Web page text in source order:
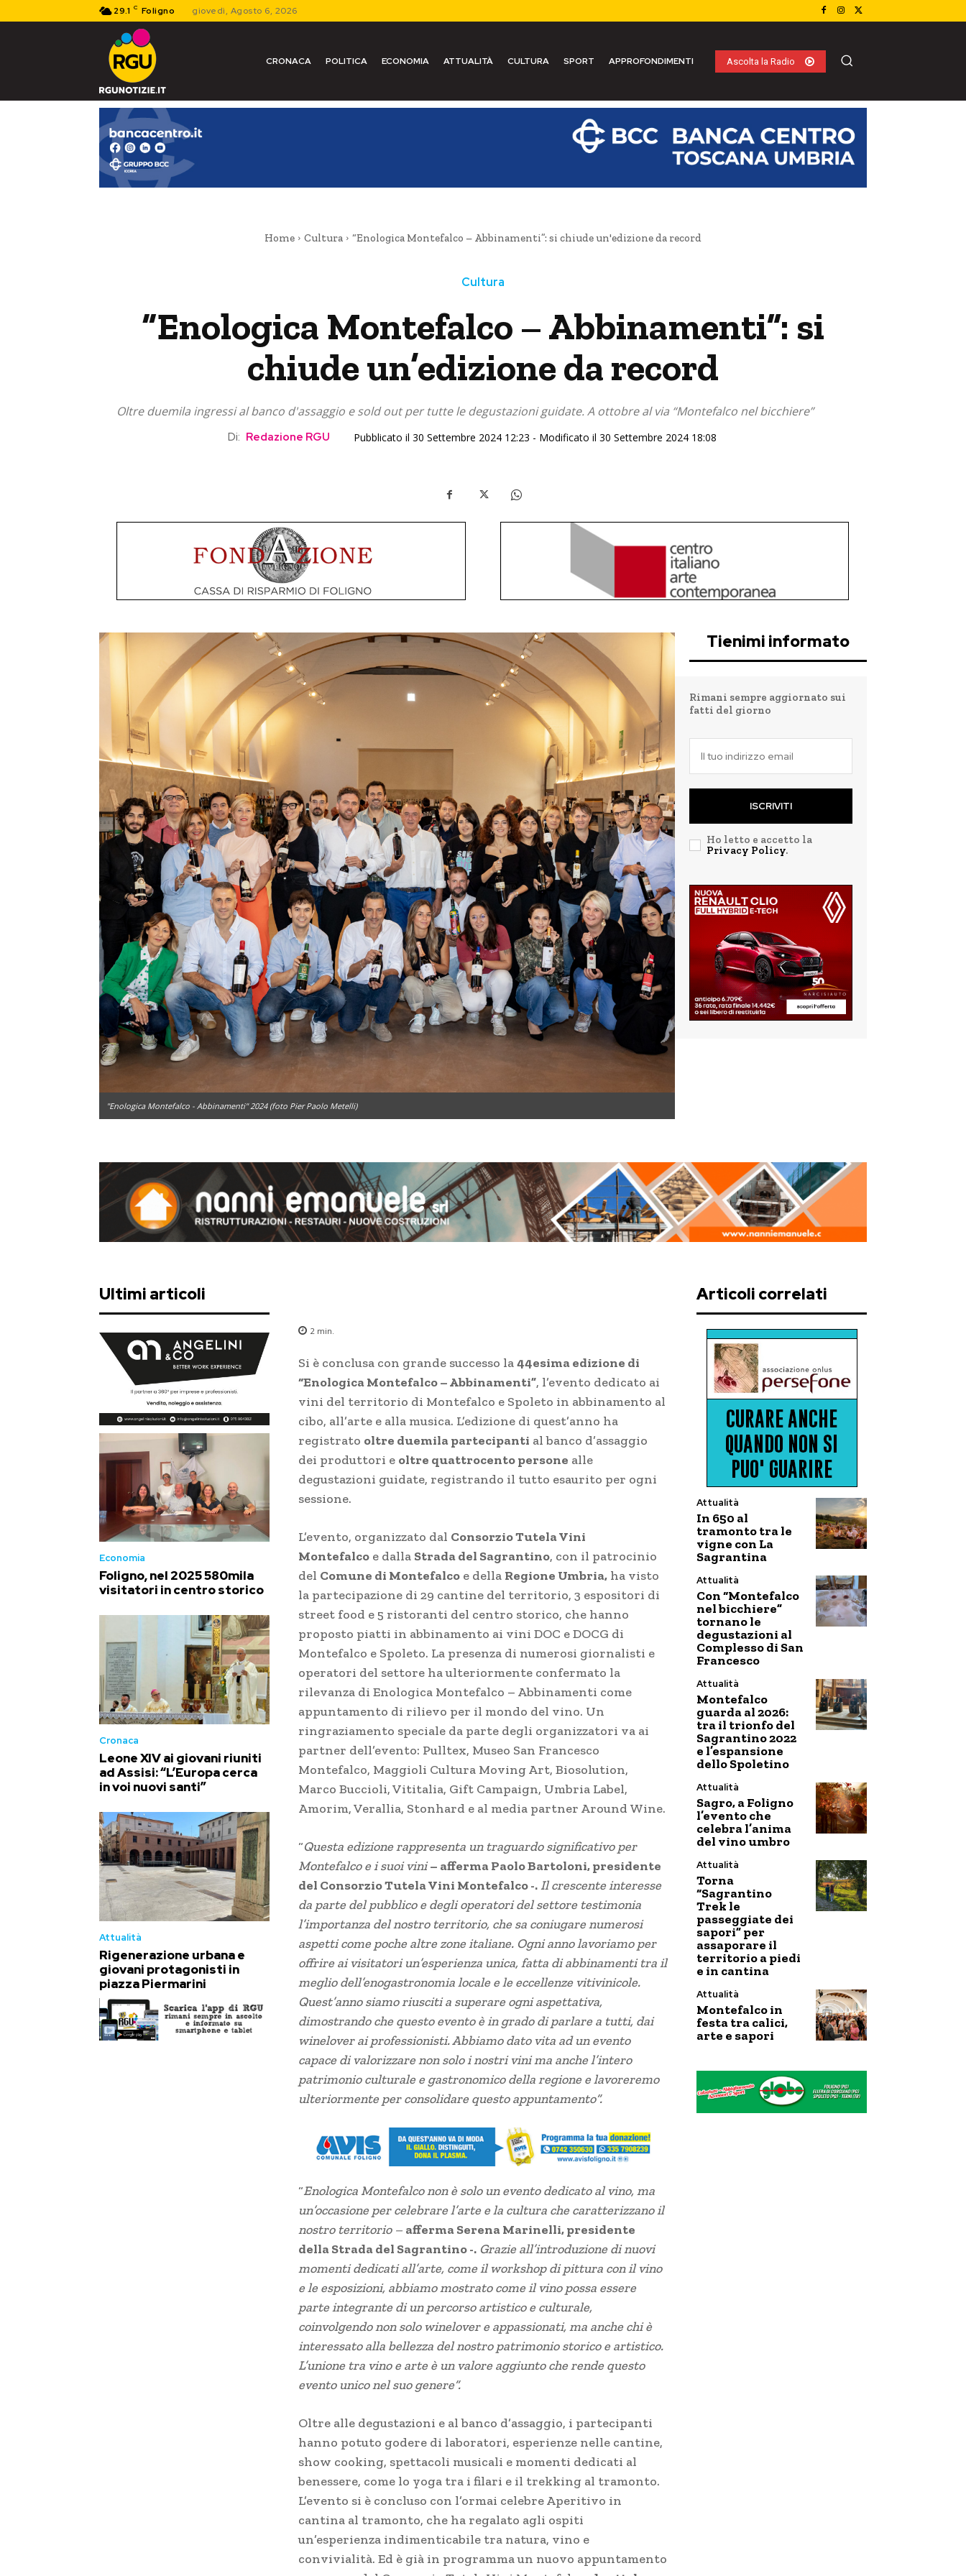
29.1 C Foligno giovedì, Agosto 6, 2026
CRONACA POLITICA ECONOMIA ATTUALITÀ CULTURA SPORT APPROFONDIMENTI Ascolta la Radio
Home Cultura “Enologica Montefalco – Abbinamenti”: si chiude un'edizione da record
Cultura
“Enologica Montefalco – Abbinamenti”: si
chiude un’edizione da record
Oltre duemila ingressi al banco d'assaggio e sold out per tutte le degustazioni guidate. A ottobre al via “Montefalco nel bicchiere”
Di: Redazione RGU Pubblicato il 30 Settembre 2024 12:23 - Modificato il 30 Settembre 2024 18:08
"Enologica Montefalco - Abbinamenti" 2024 (foto Pier Paolo Metelli)
Tienimi informato
Rimani sempre aggiornato sui
fatti del giorno
ISCRIVITI
Ho letto e accetto la
Privacy Policy.
Ultimi articoli
Economia
Foligno, nel 2025 580mila
visitatori in centro storico
Cronaca
Leone XIV ai giovani riuniti
ad Assisi: “L’Europa cerca
in voi nuovi santi”
Attualità
Rigenerazione urbana e
giovani protagonisti in
piazza Piermarini
2 min.
Si è conclusa con grande successo la44esima edizione di
“Enologica Montefalco – Abbinamenti”, l’evento dedicato ai
vini del territorio di Montefalco e Spoleto in abbinamento al
cibo, all’arte e alla musica. L’edizione di quest’anno ha
registrato oltre duemila partecipanti al banco d’assaggio
dei produttori e oltre quattrocento persone alle
degustazioni guidate, registrando il tutto esaurito per ogni
sessione.
L’evento, organizzato dal Consorzio Tutela Vini
Montefalco e dalla Strada del Sagrantino, con il patrocinio
del Comune di Montefalco e della Regione Umbria, ha visto
la partecipazione di 29 cantine del territorio, 3 espositori di
street food e 5 ristoranti del centro storico, che hanno
proposto piatti in abbinamento ai vini DOC e DOCG di
Montefalco e Spoleto. La presenza di numerosi giornalisti e
operatori del settore ha ulteriormente confermato la
rilevanza di Enologica Montefalco – Abbinamenti come
appuntamento di rilievo per il mondo del vino. Un
ringraziamento speciale da parte degli organizzatori va ai
partner dell’evento: Pulltex, Museo San Francesco
Montefalco, Maggioli Cultura Moving Art, Biosolution,
Marco Buccioli, Vititalia, Gift Campaign, Umbria Label,
Amorim, Verallia, Stonhard e al media partner Around Wine.
“Questa edizione rappresenta un traguardo significativo per
Montefalco e i suoi vini– afferma Paolo Bartoloni, presidente
del Consorzio Tutela Vini Montefalco -. Il crescente interesse
da parte del pubblico e degli operatori del settore testimonia
l’importanza del nostro territorio, che sa coniugare numerosi
aspetti come poche altre zone italiane. Ogni anno lavoriamo per
offrire ai visitatori un’esperienza unica, fatta di abbinamenti tra il
meglio dell’enogastronomia locale e le eccellenze vitivinicole.
Quest’anno siamo riusciti a superare ogni aspettativa,
dimostrando che questo evento è in grado di parlare a tutti, dai
winelover ai professionisti. Abbiamo dato vita ad un evento
capace di valorizzare non solo i nostri vini ma anche l’intero
patrimonio culturale e gastronomico della regione e lavoreremo
ulteriormente per consolidare questo appuntamento”.
“Enologica Montefalco non è solo un evento dedicato al vino, ma
un’occasione per celebrare l’arte e la cultura che caratterizzano il
nostro territorio – affermaSerena Marinelli, presidente
della Strada del Sagrantino-. Grazie all’introduzione di nuovi
momenti dedicati all’arte, come il workshop di pittura con il vino
e le esposizioni, abbiamo mostrato come il vino possa essere
parte integrante di un percorso artistico e culturale,
coinvolgendo non solo winelover e appassionati, ma anche chi è
interessato alla bellezza del nostro patrimonio storico e artistico.
L’unione tra vino e arte è un valore aggiunto che rende questo
evento unico nel suo genere”.
Oltre alle degustazioni e al banco d’assaggio, i partecipanti
hanno potuto godere di laboratori, esperienze nelle cantine,
show cooking, spettacoli musicali e momenti dedicati al
benessere, come lo yoga tra i filari e il trekking al tramonto.
L’evento si è concluso con l’ormai celebre Aperitivo in
cantina al tramonto, che ha regalato agli ospiti
un’esperienza indimenticabile tra natura, vino e
convivialità. Ed è già in programma un nuovo appuntamento
Articoli correlati
Attualità
In 650 al
tramonto tra le
vigne con La
Sagrantina
Attualità
Con “Montefalco
nel bicchiere”
tornano le
degustazioni al
Complesso di San
Francesco
Attualità
Montefalco
guarda al 2026:
tra il trionfo del
Sagrantino 2022
e l’espansione
dello Spoletino
Attualità
Sagro, a Foligno
l’evento che
celebra l’anima
del vino umbro
Attualità
Torna
“Sagrantino
Trek le
passeggiate dei
sapori” per
assaporare il
territorio a piedi
e in cantina
Attualità
Montefalco in
festa tra calici,
arte e sapori